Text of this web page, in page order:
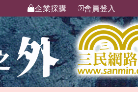
企業採購 會員登入